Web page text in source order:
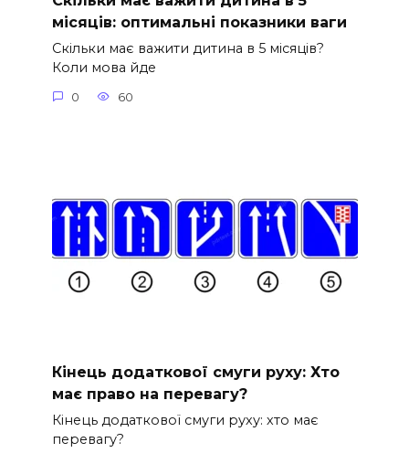
місяців: оптимальні показники ваги
Скільки має важити дитина в 5 місяців?
Коли мова йде
0 60
Кінець додаткової смуги руху: Хто
має право на перевагу?
Кінець додаткової смуги руху: хто має
перевагу?